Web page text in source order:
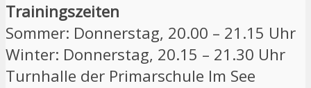
Trainingszeiten
Sommer: Donnerstag, 20.00 – 21.15 Uhr
Winter: Donnerstag, 20.15 – 21.30 Uhr
Turnhalle der Primarschule Im See